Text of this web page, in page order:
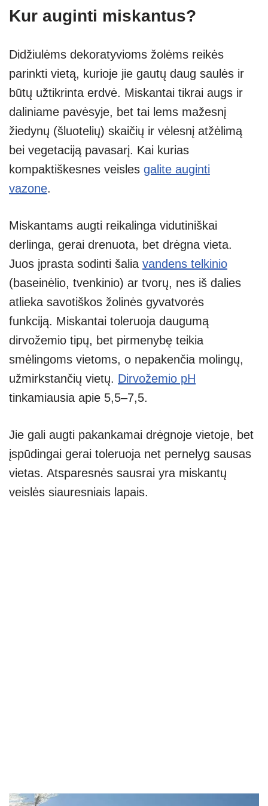
Kur auginti miskantus?
Didžiulėms dekoratyvioms žolėms reikės
parinkti vietą, kurioje jie gautų daug saulės ir
būtų užtikrinta erdvė. Miskantai tikrai augs ir
daliniame pavėsyje, bet tai lems mažesnį
žiedynų (šluotelių) skaičių ir vėlesnį atžėlimą
bei vegetaciją pavasarį. Kai kurias
kompaktiškesnes veisles galite auginti
vazone.
Miskantams augti reikalinga vidutiniškai
derlinga, gerai drenuota, bet drėgna vieta.
Juos įprasta sodinti šalia vandens telkinio
(baseinėlio, tvenkinio) ar tvorų, nes iš dalies
atlieka savotiškos žolinės gyvatvorės
funkciją. Miskantai toleruoja daugumą
dirvožemio tipų, bet pirmenybę teikia
smėlingoms vietoms, o nepakenčia molingų,
užmirkstančių vietų. Dirvožemio pH
tinkamiausia apie 5,5–7,5.
Jie gali augti pakankamai drėgnoje vietoje, bet
įspūdingai gerai toleruoja net pernelyg sausas
vietas. Atsparesnės sausrai yra miskantų
veislės siauresniais lapais.